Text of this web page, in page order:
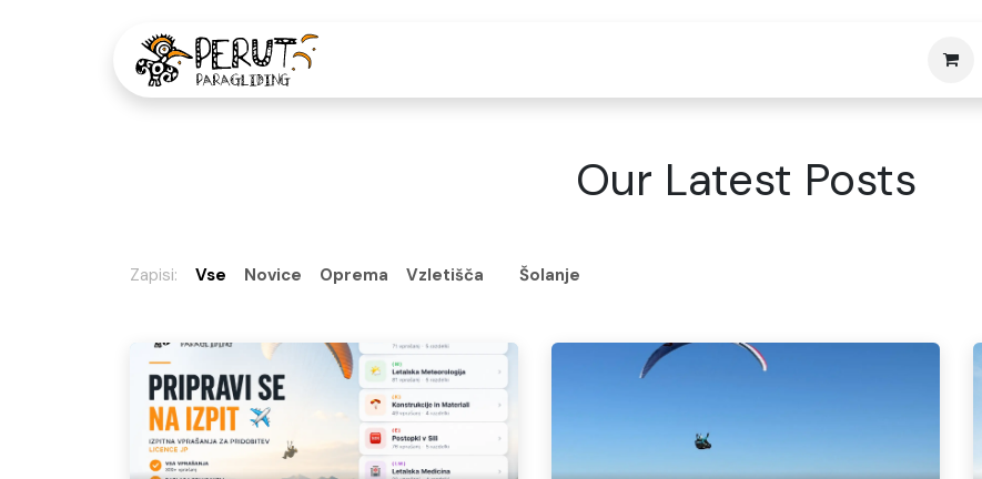
Our Latest Posts
Zapisi: Vse Novice Oprema Vzletišča Šolanje